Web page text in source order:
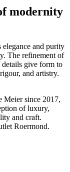
modernity
and purity
The refinement of
details give form to
and artistry.
Meier since 2017,
of luxury,
and craft.
Roermond.